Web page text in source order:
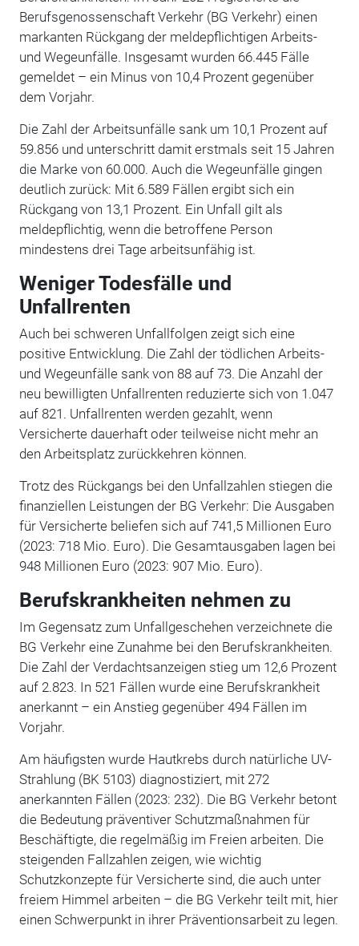
Berufsgenossenschaft Verkehr (BG Verkehr) einen
markanten Rückgang der meldepflichtigen Arbeits-
und Wegeunfälle. Insgesamt wurden 66.445 Fälle
gemeldet – ein Minus von 10,4 Prozent gegenüber
dem Vorjahr.
Die Zahl der Arbeitsunfälle sank um 10,1 Prozent auf
59.856 und unterschritt damit erstmals seit 15 Jahren
die Marke von 60.000. Auch die Wegeunfälle gingen
deutlich zurück: Mit 6.589 Fällen ergibt sich ein
Rückgang von 13,1 Prozent. Ein Unfall gilt als
meldepflichtig, wenn die betroffene Person
mindestens drei Tage arbeitsunfähig ist.
Weniger Todesfälle und
Unfallrenten
Auch bei schweren Unfallfolgen zeigt sich eine
positive Entwicklung. Die Zahl der tödlichen Arbeits-
und Wegeunfälle sank von 88 auf 73. Die Anzahl der
neu bewilligten Unfallrenten reduzierte sich von 1.047
auf 821. Unfallrenten werden gezahlt, wenn
Versicherte dauerhaft oder teilweise nicht mehr an
den Arbeitsplatz zurückkehren können.
Trotz des Rückgangs bei den Unfallzahlen stiegen die
finanziellen Leistungen der BG Verkehr: Die Ausgaben
für Versicherte beliefen sich auf 741,5 Millionen Euro
(2023: 718 Mio. Euro). Die Gesamtausgaben lagen bei
948 Millionen Euro (2023: 907 Mio. Euro).
Berufskrankheiten nehmen zu
Im Gegensatz zum Unfallgeschehen verzeichnete die
BG Verkehr eine Zunahme bei den Berufskrankheiten.
Die Zahl der Verdachtsanzeigen stieg um 12,6 Prozent
auf 2.823. In 521 Fällen wurde eine Berufskrankheit
anerkannt – ein Anstieg gegenüber 494 Fällen im
Vorjahr.
Am häufigsten wurde Hautkrebs durch natürliche UV-
Strahlung (BK 5103) diagnostiziert, mit 272
anerkannten Fällen (2023: 232). Die BG Verkehr betont
die Bedeutung präventiver Schutzmaßnahmen für
Beschäftigte, die regelmäßig im Freien arbeiten. Die
steigenden Fallzahlen zeigen, wie wichtig
Schutzkonzepte für Versicherte sind, die auch unter
freiem Himmel arbeiten – die BG Verkehr teilt mit, hier
einen Schwerpunkt in ihrer Präventionsarbeit zu legen.